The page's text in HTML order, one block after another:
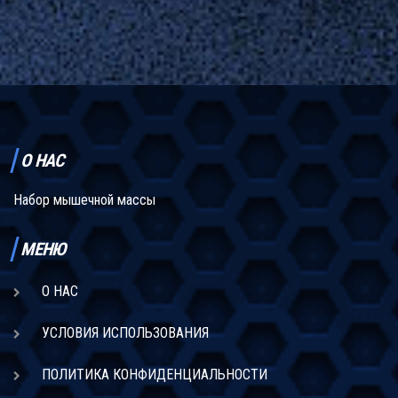
О НАС
Набор мышечной массы
МЕНЮ
О НАС
УСЛОВИЯ ИСПОЛЬЗОВАНИЯ
ПОЛИТИКА КОНФИДЕНЦИАЛЬНОСТИ